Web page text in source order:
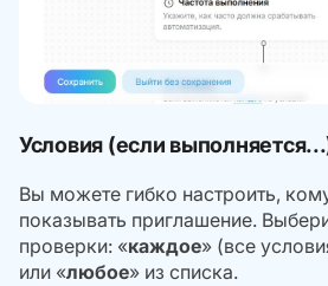
Условия (если
Вы можете гибко настроить,
показывать приглашение.
проверки: «каждое» (все
или «любое» из списка.